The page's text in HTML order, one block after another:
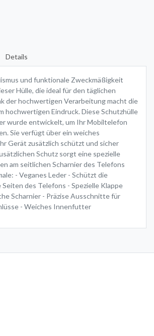
Details
und funktionale Zweckmäßigkeit
Hülle, die ideal für den täglichen
der hochwertigen Verarbeitung macht die
hochwertigen Eindruck. Diese Schutzhülle
wurde entwickelt, um Ihr Mobiltelefon
Sie verfügt über ein weiches
Gerät zusätzlich schützt und sicher
Schutz sorgt eine spezielle
am seitlichen Scharnier des Telefons
- Veganes Leder - Schützt die
Seiten des Telefons - Spezielle Klappe
Scharnier - Präzise Ausschnitte für
- Weiches Innenfutter